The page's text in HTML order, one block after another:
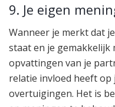
9. Je eigen
Wanneer je merkt dat
staat en je gemakkelijk
opvattingen van je
relatie invloed heeft op
overtuigingen. Het is